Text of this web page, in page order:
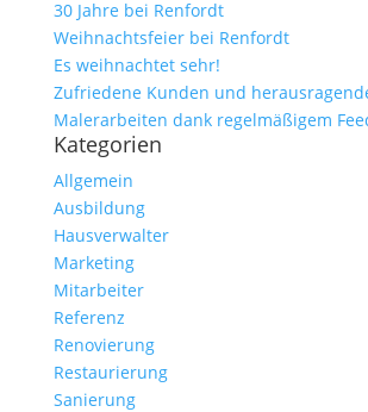
30 Jahre bei Renfordt
Weihnachtsfeier bei Renfordt
Es weihnachtet sehr!
Zufriedene Kunden und
Malerarbeiten dank regelmäßigem
Kategorien
Allgemein
Ausbildung
Hausverwalter
Marketing
Mitarbeiter
Referenz
Renovierung
Restaurierung
Sanierung